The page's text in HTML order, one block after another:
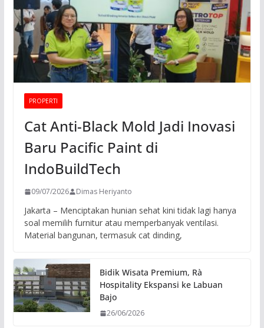
PROPERTI
Cat Anti-Black Mold Jadi Inovasi
Baru Pacific Paint di
IndoBuildTech
09/07/2026 Dimas Heriyanto
Jakarta – Menciptakan hunian sehat kini tidak lagi hanya
soal memilih furnitur atau memperbanyak ventilasi.
Material bangunan, termasuk cat dinding,
Bidik Wisata Premium, Rà
Hospitality Ekspansi ke Labuan
Bajo
26/06/2026